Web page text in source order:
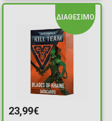
ΔΙΑΘΕΣΙΜΟ
23,99€